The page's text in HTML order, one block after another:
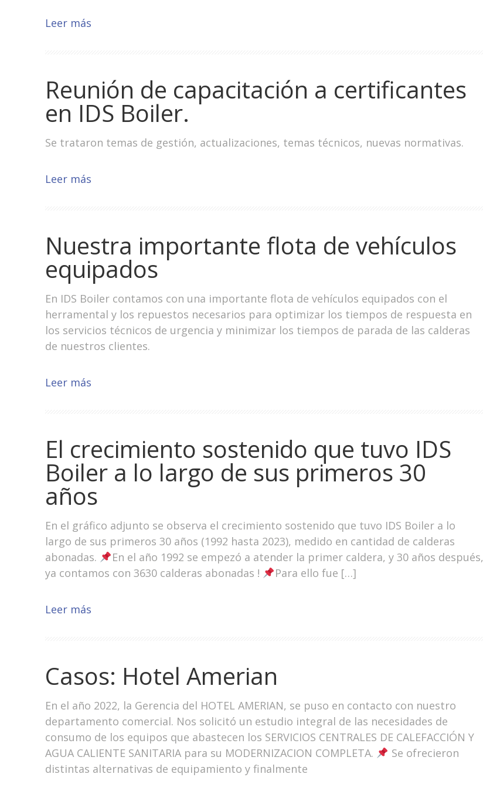
Leer más
Reunión de capacitación a certificantes
en IDS Boiler.
Se trataron temas de gestión, actualizaciones, temas técnicos, nuevas normativas.
Leer más
Nuestra importante flota de vehículos
equipados
En IDS Boiler contamos con una importante flota de vehículos equipados con el
herramental y los repuestos necesarios para optimizar los tiempos de respuesta en
los servicios técnicos de urgencia y minimizar los tiempos de parada de las calderas
de nuestros clientes.
Leer más
El crecimiento sostenido que tuvo IDS
Boiler a lo largo de sus primeros 30
años
En el gráfico adjunto se observa el crecimiento sostenido que tuvo IDS Boiler a lo
largo de sus primeros 30 años (1992 hasta 2023), medido en cantidad de calderas
abonadas.
En el año 1992 se empezó a atender la primer caldera, y 30 años después,
ya contamos con 3630 calderas abonadas !
Para ello fue […]
Leer más
Casos: Hotel Amerian
En el año 2022, la Gerencia del HOTEL AMERIAN, se puso en contacto con nuestro
departamento comercial. Nos solicitó un estudio integral de las necesidades de
consumo de los equipos que abastecen los SERVICIOS CENTRALES DE CALEFACCIÓN Y
AGUA CALIENTE SANITARIA para su MODERNIZACION COMPLETA.
Se ofrecieron
distintas alternativas de equipamiento y finalmente